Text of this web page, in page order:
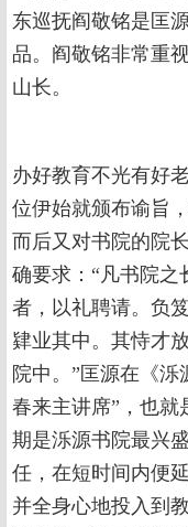
东巡抚阎敬铭是匡
品。阎敬铭非常重
山长。
办好教育不光有好
位伊始就颁布谕旨
而后又对书院的院
确要求：“凡书院
者，以礼聘请。负
肄业其中。其恃才
院中。”匡源在《
春来主讲席”，也就
期是泺源书院最兴
任，在短时间内便
并全身心地投入到